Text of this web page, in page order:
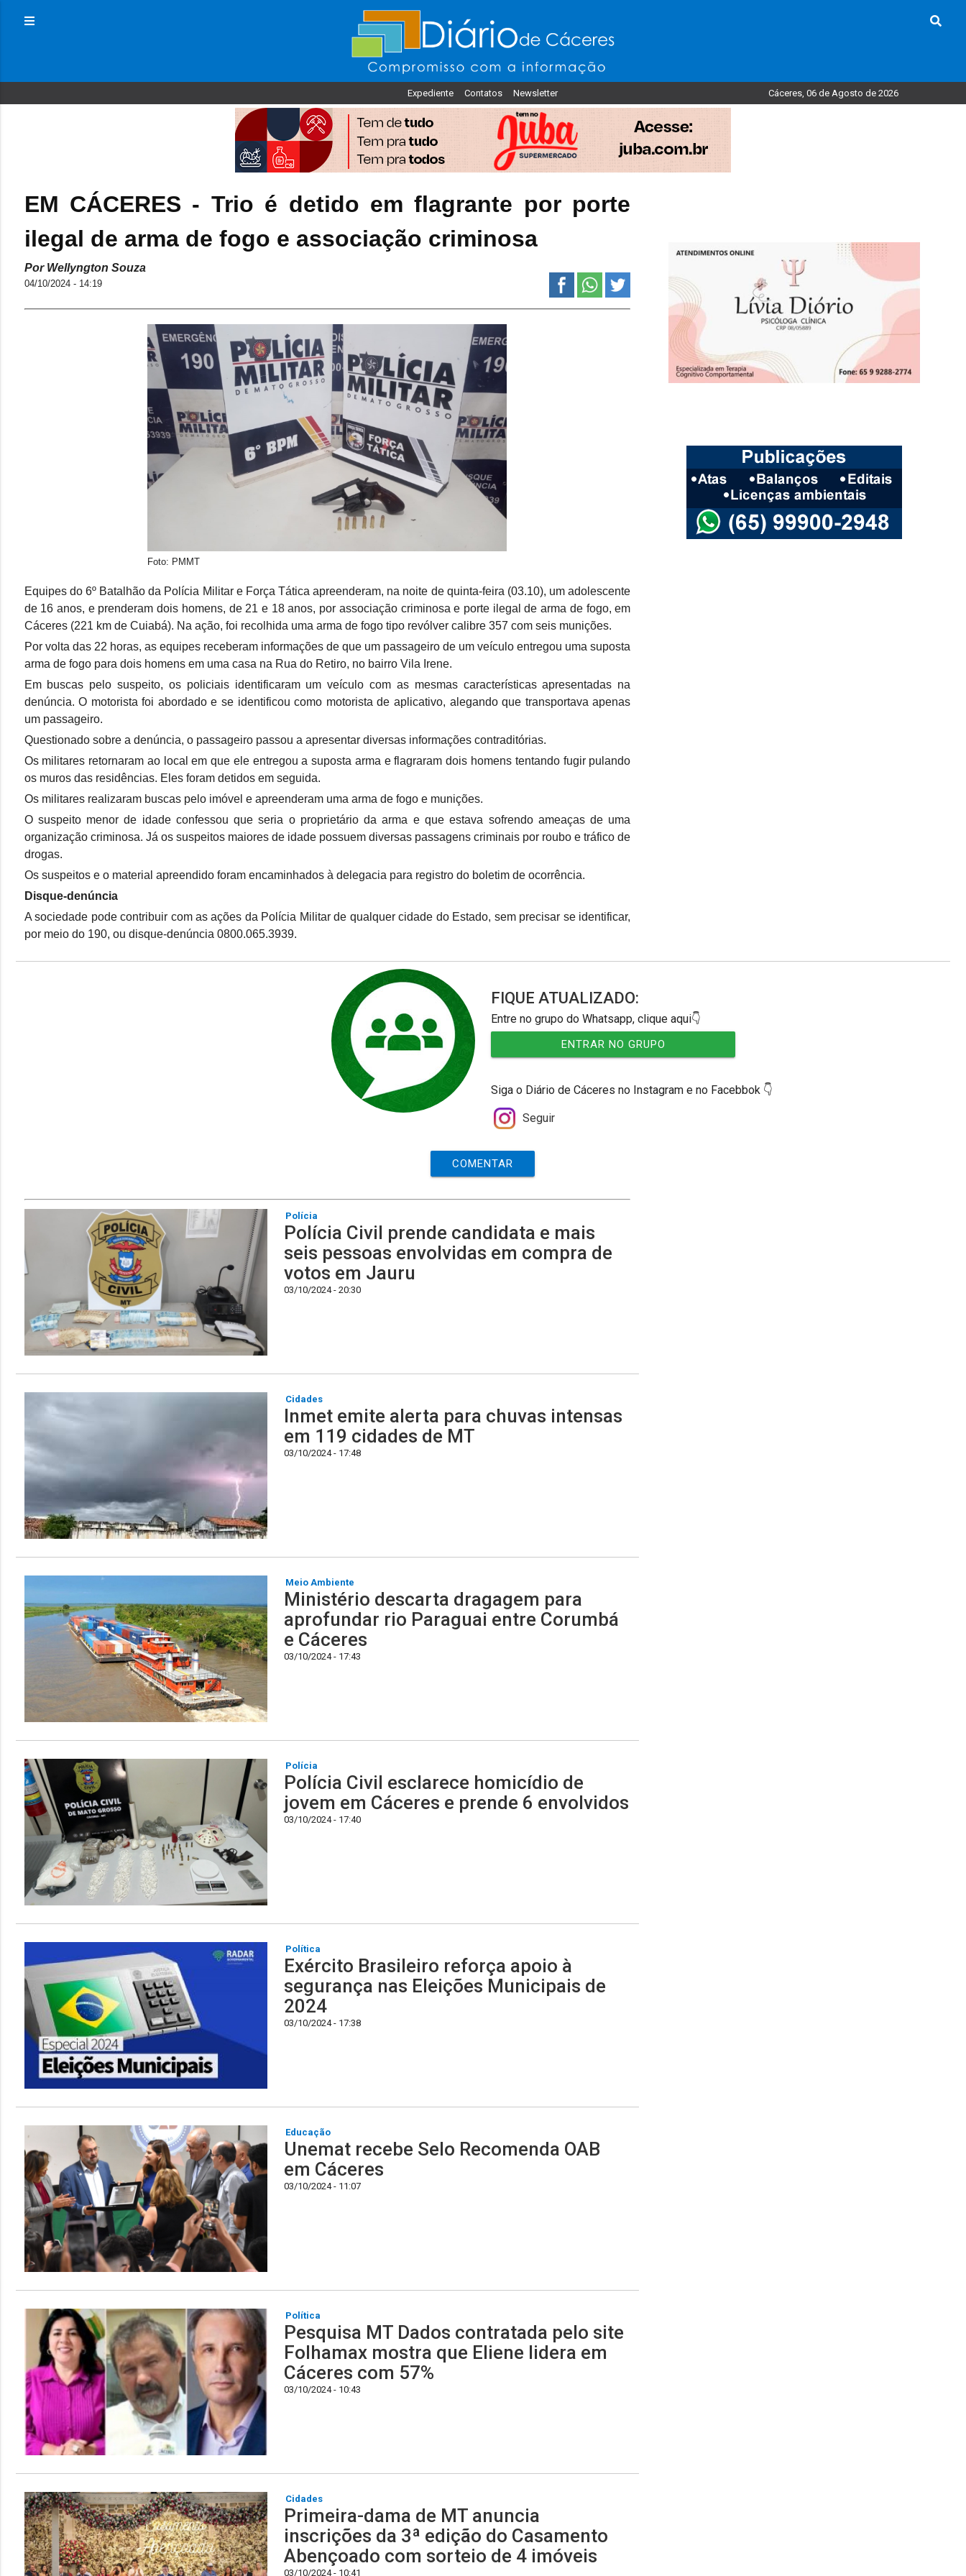
Expediente Contatos Newsletter Cáceres, 06 de Agosto de 2026
EM CÁCERES - Trio é detido em flagrante por porte
ilegal de arma de fogo e associação criminosa
Por Wellyngton Souza
04/10/2024 - 14:19
Foto: PMMT
Equipes do 6º Batalhão da Polícia Militar e Força Tática apreenderam, na noite de quinta-feira (03.10), um adolescente
de 16 anos, e prenderam dois homens, de 21 e 18 anos, por associação criminosa e porte ilegal de arma de fogo, em
Cáceres (221 km de Cuiabá). Na ação, foi recolhida uma arma de fogo tipo revólver calibre 357 com seis munições.
Por volta das 22 horas, as equipes receberam informações de que um passageiro de um veículo entregou uma suposta
arma de fogo para dois homens em uma casa na Rua do Retiro, no bairro Vila Irene.
Em buscas pelo suspeito, os policiais identificaram um veículo com as mesmas características apresentadas na
denúncia. O motorista foi abordado e se identificou como motorista de aplicativo, alegando que transportava apenas
um passageiro.
Questionado sobre a denúncia, o passageiro passou a apresentar diversas informações contraditórias.
Os militares retornaram ao local em que ele entregou a suposta arma e flagraram dois homens tentando fugir pulando
os muros das residências. Eles foram detidos em seguida.
Os militares realizaram buscas pelo imóvel e apreenderam uma arma de fogo e munições.
O suspeito menor de idade confessou que seria o proprietário da arma e que estava sofrendo ameaças de uma
organização criminosa. Já os suspeitos maiores de idade possuem diversas passagens criminais por roubo e tráfico de
drogas.
Os suspeitos e o material apreendido foram encaminhados à delegacia para registro do boletim de ocorrência.
Disque-denúncia
A sociedade pode contribuir com as ações da Polícia Militar de qualquer cidade do Estado, sem precisar se identificar,
por meio do 190, ou disque-denúncia 0800.065.3939.
FIQUE ATUALIZADO:
Entre no grupo do Whatsapp, clique aqui👇
ENTRAR NO GRUPO
Siga o Diário de Cáceres no Instagram e no Facebbok 👇
Seguir
COMENTAR
Polícia
Polícia Civil prende candidata e mais
seis pessoas envolvidas em compra de
votos em Jauru
03/10/2024 - 20:30
Cidades
Inmet emite alerta para chuvas intensas
em 119 cidades de MT
03/10/2024 - 17:48
Meio Ambiente
Ministério descarta dragagem para
aprofundar rio Paraguai entre Corumbá
e Cáceres
03/10/2024 - 17:43
Polícia
Polícia Civil esclarece homicídio de
jovem em Cáceres e prende 6 envolvidos
03/10/2024 - 17:40
Política
Exército Brasileiro reforça apoio à
segurança nas Eleições Municipais de
2024
03/10/2024 - 17:38
Educação
Unemat recebe Selo Recomenda OAB
em Cáceres
03/10/2024 - 11:07
Política
Pesquisa MT Dados contratada pelo site
Folhamax mostra que Eliene lidera em
Cáceres com 57%
03/10/2024 - 10:43
Cidades
Primeira-dama de MT anuncia
inscrições da 3ª edição do Casamento
Abençoado com sorteio de 4 imóveis
03/10/2024 - 10:41